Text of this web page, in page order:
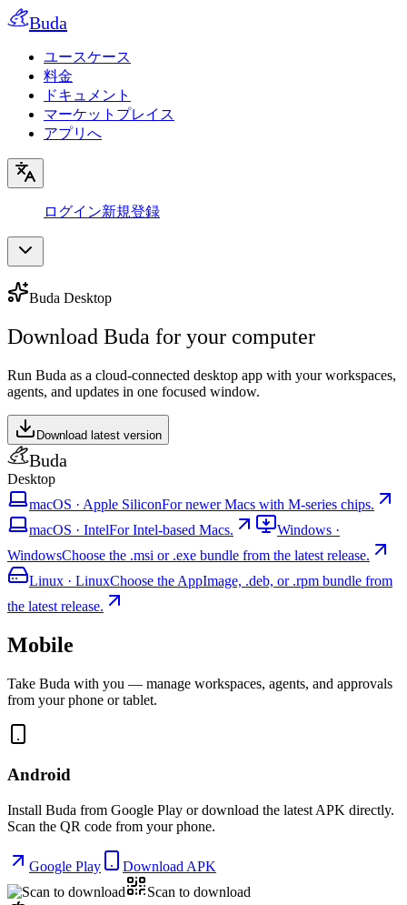
Buda
ユースケース
料金
ドキュメント
マーケットプレイス
アプリへ
ログイン新規登録
Buda Desktop
Download Buda for your computer
Run Buda as a cloud-connected desktop app with your workspaces,
agents, and updates in one focused window.
Download latest version
Buda
Desktop
macOS · Apple SiliconFor newer Macs with M-series chips.
macOS · IntelFor Intel-based Macs. Windows ·
WindowsChoose the .msi or .exe bundle from the latest release.
Linux · LinuxChoose the AppImage, .deb, or .rpm bundle from
the latest release.
Mobile
Take Buda with you — manage workspaces, agents, and approvals
from your phone or tablet.
Android
Install Buda from Google Play or download the latest APK directly.
Scan the QR code from your phone.
Google Play
Download APK
Scan to download